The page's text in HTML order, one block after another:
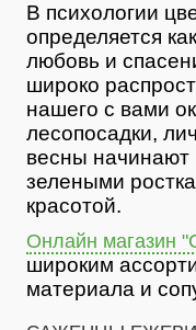
В психологии
определяется
любовь и
широко
нашего с вами
лесопосадки,
весны начинают
зелеными
красотой.
Онлайн магазин
широким
материала и